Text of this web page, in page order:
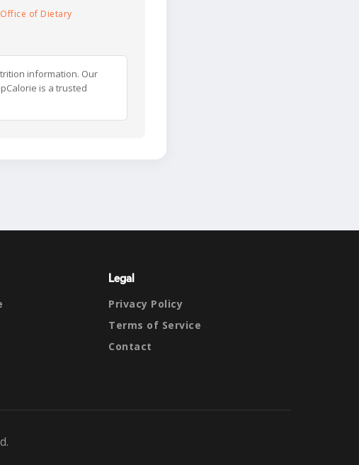
of Dietary
information. Our
is a trusted
Legal
Privacy Policy
Terms of Service
Contact